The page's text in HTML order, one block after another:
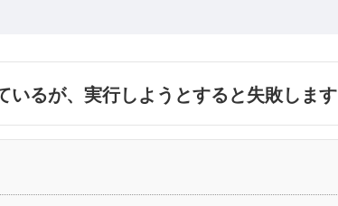
いるが、実行しようとすると失敗します